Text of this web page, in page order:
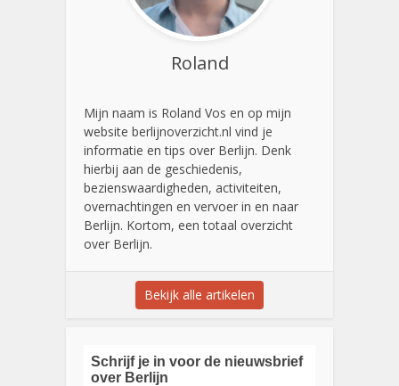
Roland
Mijn naam is Roland Vos en op mijn
website berlijnoverzicht.nl vind je
informatie en tips over Berlijn. Denk
hierbij aan de geschiedenis,
bezienswaardigheden, activiteiten,
overnachtingen en vervoer in en naar
Berlijn. Kortom, een totaal overzicht
over Berlijn.
Bekijk alle artikelen
Schrijf je in voor de nieuwsbrief
over Berlijn